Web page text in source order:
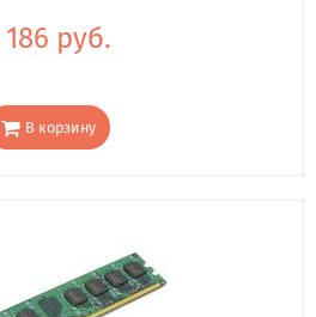
186 руб.
В корзину